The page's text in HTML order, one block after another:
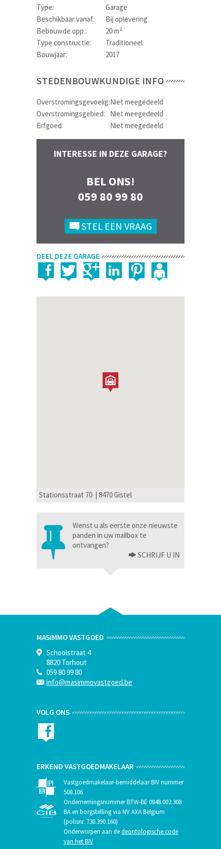
Type:
Garage
Beschikbaar vanaf:
Bij oplevering
Bebouwde opp.:
20 m²
Type constructie:
Traditioneel
Bouwjaar:
2017
STEDENBOUWKUNDIGE INFO
Overstromingsgevoelig:Niet meegedeeld
Overstromingsgebied:
Niet meegedeeld
Erfgoed:
Niet meegedeeld
INTERESSE IN DEZE GARAGE?
BEL ONS!
059 80 99 80
STEL EEN VRAAG
DEEL DEZE GARAGE
Stationsstraat 70 | 8470 Gistel
Wenst u als eerste onze nieuwste
panden in uw mailbox te
ontvangen?
SCHRIJF U IN
MASIMMO VASTGOED
Schoolstraat 4
8820 Torhout
059 80 99 80
info@masimmovastgoed.be
VOLG ONS
ERKEND VASTGOEDMAKELAAR
Vastgoedmakelaar-bemiddelaar BIV nummer
508.106
Ondernemingsnummer BTW-BE 0848.002.308
BA en borgstelling via NV AXA Belgium
(polisnr. 730.390.160)
Onderworpen aan dedeontologische code
van het BIV